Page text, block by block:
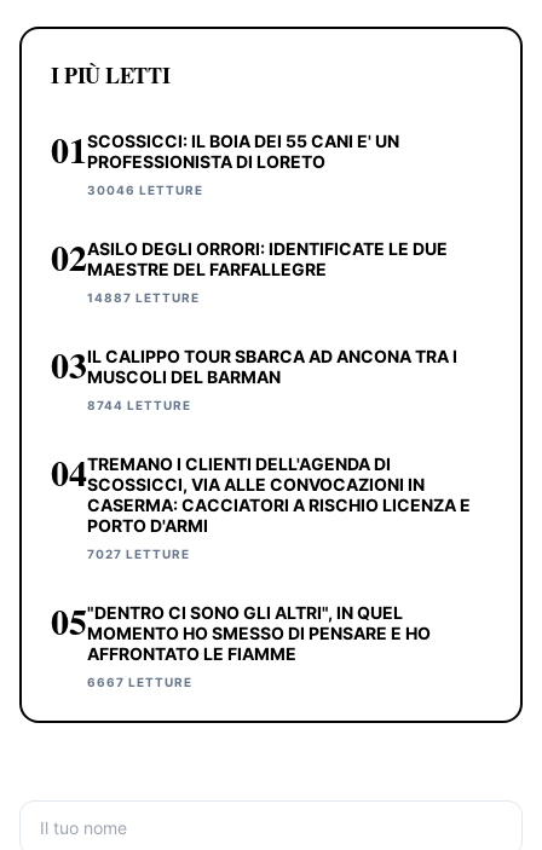
I PIÙ LETTI
01SCOSSICCI: IL BOIA DEI 55 CANI E' UN
PROFESSIONISTA DI LORETO
30046 LETTURE
02ASILO DEGLI ORRORI: IDENTIFICATE LE DUE
MAESTRE DEL FARFALLEGRE
14887 LETTURE
03IL CALIPPO TOUR SBARCA AD ANCONA TRA I
MUSCOLI DEL BARMAN
8744 LETTURE
04TREMANO I CLIENTI DELL'AGENDA DI
SCOSSICCI, VIA ALLE CONVOCAZIONI IN
CASERMA: CACCIATORI A RISCHIO LICENZA E
PORTO D'ARMI
7027 LETTURE
05"DENTRO CI SONO GLI ALTRI", IN QUEL
MOMENTO HO SMESSO DI PENSARE E HO
AFFRONTATO LE FIAMME
6667 LETTURE